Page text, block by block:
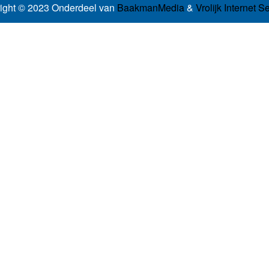
© 2023 Onderdeel van BaakmanMedia& Vrolijk Internet